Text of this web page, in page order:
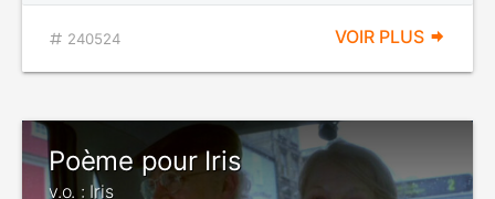
240524 VOIR PLUS
Poème pour Iris
v.o. : Iris